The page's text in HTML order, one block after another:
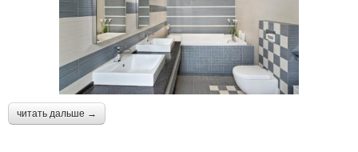
читать дальше →